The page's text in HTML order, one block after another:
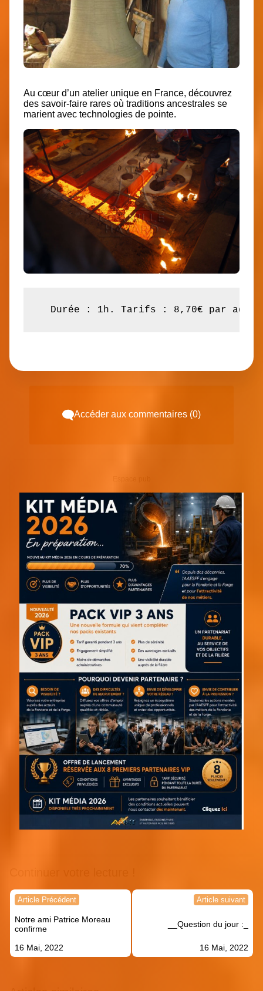
Au cœur d’un atelier unique en France, découvrez
des savoir-faire rares où traditions ancestrales se
marient avec technologies de pointe.
Durée : 1h. Tarifs : 8,70€ par
Accéder aux commentaires (0)
Navigation
l’article
Article Précédent
Notre ami Patrice Moreau
confirme
16 Mai, 2022
Article suivant
__Question du jour :_
16 Mai, 2022